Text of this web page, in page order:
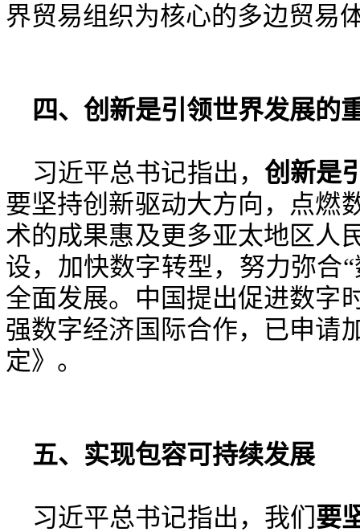
界贸易组织为核心的多边贸易
四、 创新是引领世界发展的
习近平总书记指出， 创新是
要坚持创新驱动大方向，点燃
术的成果惠及更多亚太地区人
设，加快数字转型，努力弥合“
全面发展。中国提出促进数字
强数字经济国际合作，已申请
定》。
五、 实现包容可持续发展
习近平总书记指出，我们要